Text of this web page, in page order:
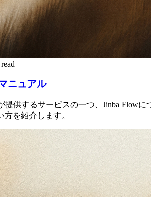
ニュアル
提供するサービスの一つ、Jinba Flowに
を紹介します。